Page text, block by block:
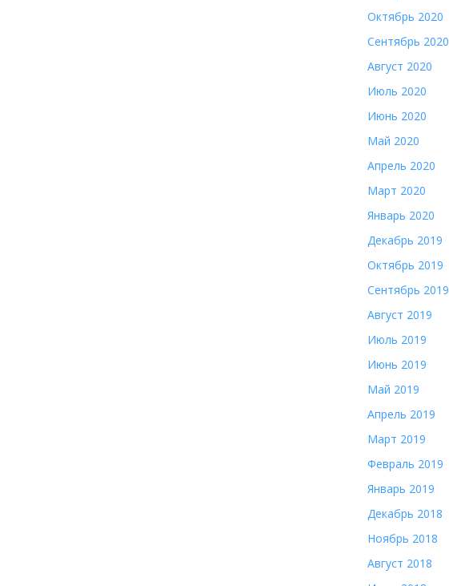
Октябрь 2020
Сентябрь 2020
Август 2020
Июль 2020
Июнь 2020
Май 2020
Апрель 2020
Март 2020
Январь 2020
Декабрь 2019
Октябрь 2019
Сентябрь 2019
Август 2019
Июль 2019
Июнь 2019
Май 2019
Апрель 2019
Март 2019
Февраль 2019
Январь 2019
Декабрь 2018
Ноябрь 2018
Август 2018